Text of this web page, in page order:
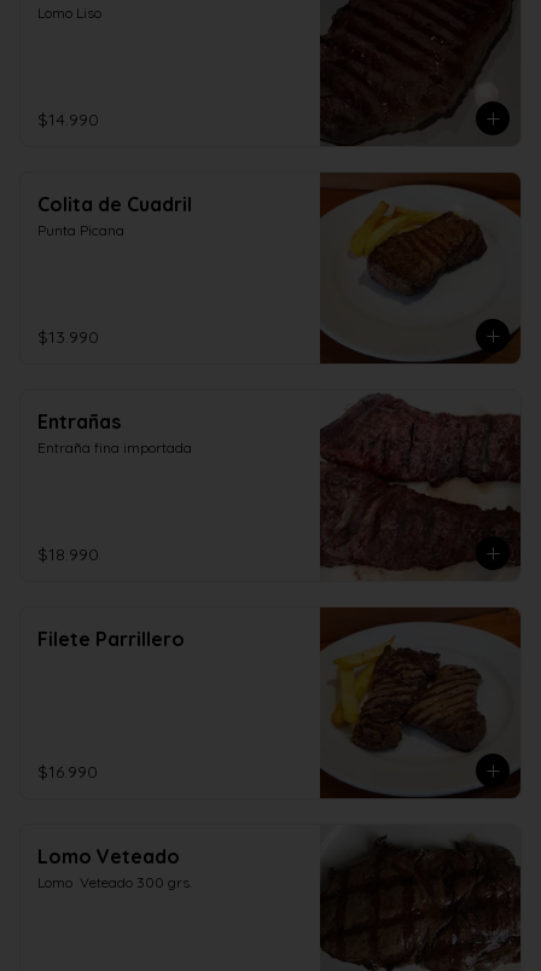
Lomo Liso
$14.990
Colita de Cuadril
Punta Picana
$13.990
Entrañas
Entraña fina importada
$18.990
Filete Parrillero
$16.990
Lomo Veteado
Lomo  Veteado 300 grs.